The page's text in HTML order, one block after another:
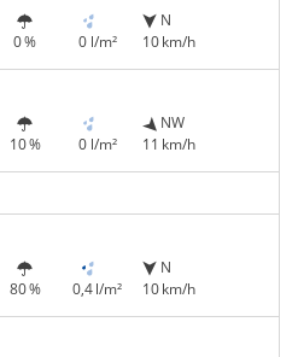
0 % 0 l/m²
N
10 km/h
10 % 0 l/m²
NW
11 km/h
80 % 0,4 l/m²
N
10 km/h